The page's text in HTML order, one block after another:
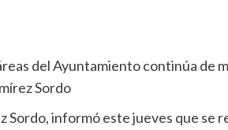
del Ayuntamiento continúa de
Sordo
Sordo, informó este jueves que se